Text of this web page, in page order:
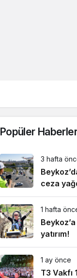
Popüler Haberler
3 hafta
ceza
1 hafta
yatırım!
1 ay önce
T3 Vakfı